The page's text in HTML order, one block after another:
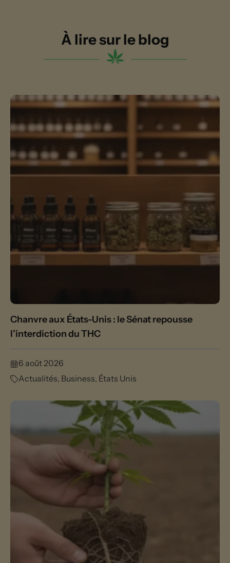
À lire sur le blog
Chanvre aux États-Unis : le Sénat repousse
l’interdiction du THC
6 août 2026
Actualités, Business, États Unis